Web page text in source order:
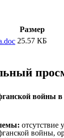
Размер
25.57 КБ
войны в
отсутствие
войны,